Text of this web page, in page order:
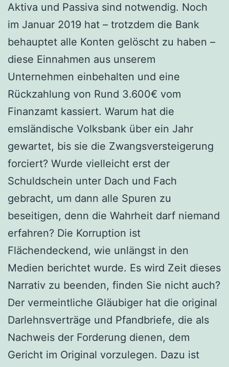
Aktiva und Passiva sind notwendig. Noch
im Januar 2019 hat – trotzdem die Bank
behauptet alle Konten gelöscht zu haben –
diese Einnahmen aus unserem
Unternehmen einbehalten und eine
Rückzahlung von Rund 3.600€ vom
Finanzamt kassiert. Warum hat die
emsländische Volksbank über ein Jahr
gewartet, bis sie die Zwangsversteigerung
forciert? Wurde vielleicht erst der
Schuldschein unter Dach und Fach
gebracht, um dann alle Spuren zu
beseitigen, denn die Wahrheit darf niemand
erfahren? Die Korruption ist
Flächendeckend, wie unlängst in den
Medien berichtet wurde. Es wird Zeit dieses
Narrativ zu beenden, finden Sie nicht auch?
Der vermeintliche Gläubiger hat die original
Darlehnsverträge und Pfandbriefe, die als
Nachweis der Forderung dienen, dem
Gericht im Original vorzulegen. Dazu ist